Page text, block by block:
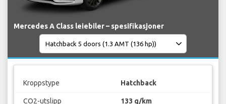
Mercedes A Class leiebiler – spesifikasjoner
Kroppstype Hatchback
CO2-utslipp 133 g/km